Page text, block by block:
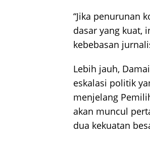
“Jika penurunan
dasar yang kuat,
kebebasan
Lebih jauh,
eskalasi politik
menjelang
akan muncul
dua kekuatan